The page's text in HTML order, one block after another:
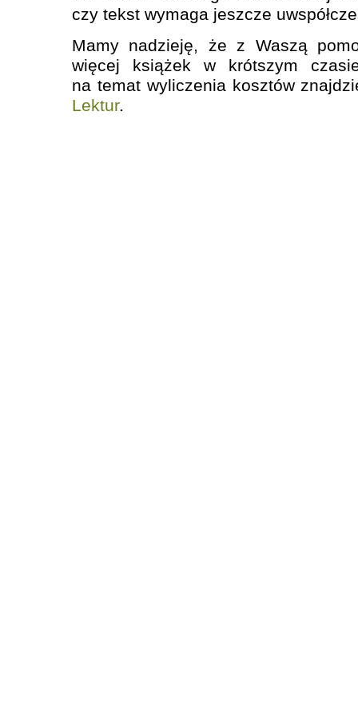
czy tekst wymaga jeszcze
Mamy nadzieję, że z Waszą
więcej książek w krótszym
na temat wyliczenia kosztów
Lektur.